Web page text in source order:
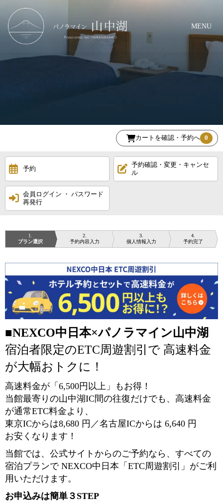
MENU
カートを確認・予約へ 0
予約
予約確認・変更・キャンセ
ル
会員ログイン ・ パスワード
再発行
1
プラン選択
2
予約内容入力
3
個人情報入力
4
予約完了
■NEXCO中日本×パノラマイン山中湖
宿泊者限定のETC周遊割引で 高速料金
が大幅おトクに！
高速料金が「6,500円以上」もお得！
当館最寄りの山中湖IC間の往復だけでも、高速料金
が通常ETC料金より、
東京ICからは8,680 円／名古屋ICからは 6,640 円
お安くなります！
当館では、公式サイトからのご予約なら、すべての
宿泊プランで NEXCO中日本「ETC周遊割引」がご利
用いただけます。
お申込みは簡単３STEP